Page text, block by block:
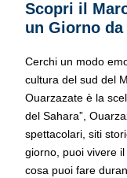
Scopri il
un Giorno da
Cerchi un modo
cultura del sud del
Ouarzazate è la
del Sahara”,
spettacolari, siti
giorno, puoi vivere
cosa puoi fare